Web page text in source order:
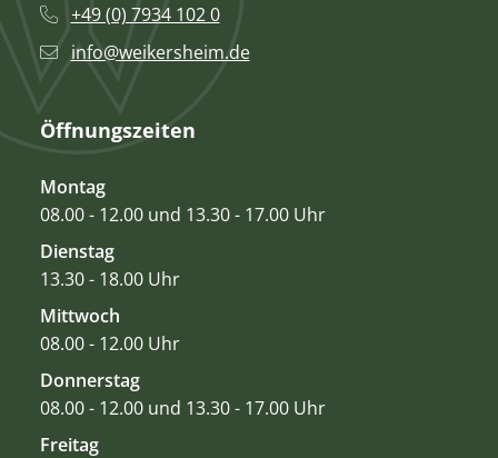
+49 (0) 7934 102 0
info@weikersheim.de
Öffnungszeiten
Montag
08.00 - 12.00 und 13.30 - 17.00 Uhr
Dienstag
13.30 - 18.00 Uhr
Mittwoch
08.00 - 12.00 Uhr
Donnerstag
08.00 - 12.00 und 13.30 - 17.00 Uhr
Freitag